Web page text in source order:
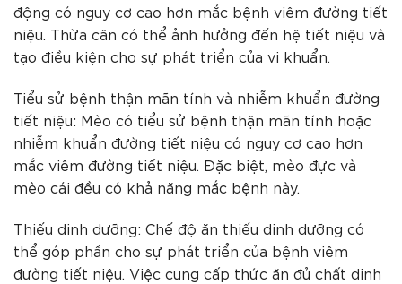
động có nguy cơ cao hơn mắc bệnh viêm đường tiết
niệu. Thừa cân có thể ảnh hưởng đến hệ tiết niệu và
tạo điều kiện cho sự phát triển của vi khuẩn.
Tiểu sử bệnh thận mãn tính và nhiễm khuẩn đường
tiết niệu: Mèo có tiểu sử bệnh thận mãn tính hoặc
nhiễm khuẩn đường tiết niệu có nguy cơ cao hơn
mắc viêm đường tiết niệu. Đặc biệt, mèo đực và
mèo cái đều có khả năng mắc bệnh này.
Thiếu dinh dưỡng: Chế độ ăn thiếu dinh dưỡng có
thể góp phần cho sự phát triển của bệnh viêm
đường tiết niệu. Việc cung cấp thức ăn đủ chất dinh